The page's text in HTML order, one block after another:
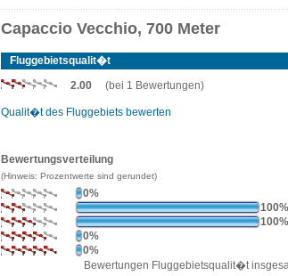
Capaccio Vecchio, 700 Meter
Fluggebietsqualit�t
2.00 (bei 1 Bewertungen)
Qualit�t des Fluggebiets bewerten
Bewertungsverteilung
(Hinweis: Prozentwerte sind gerundet)
0%
100%
100%
0%
0%
Bewertungen Fluggebietsqualit�t